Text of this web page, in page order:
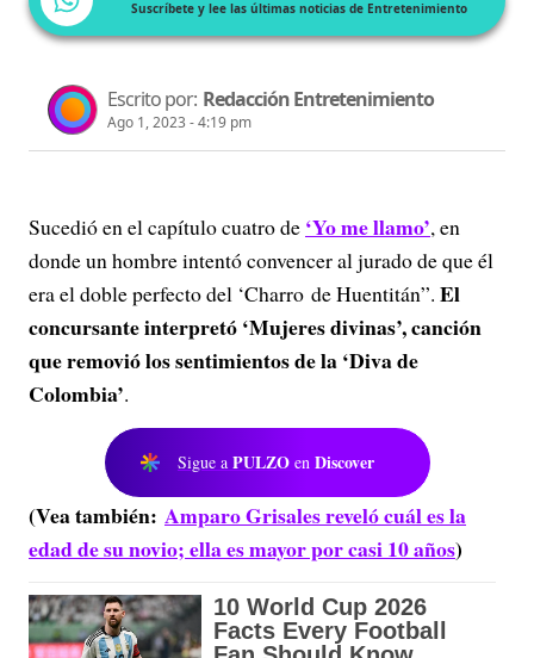
Suscríbete y lee las últimas noticias de Entretenimiento
Escrito por: Redacción Entretenimiento
Ago 1, 2023 - 4:19 pm
Sucedió en el capítulo cuatro de ‘Yo me llamo’, en
donde un hombre intentó convencer al jurado de que él
era el doble perfecto del ‘Charro de Huentitán”. El
concursante interpretó ‘Mujeres divinas’, canción
que removió los sentimientos de la ‘Diva de
Colombia’.
Sigue a PULZO en Discover
(Vea también: Amparo Grisales reveló cuál es la
edad de su novio; ella es mayor por casi 10 años)